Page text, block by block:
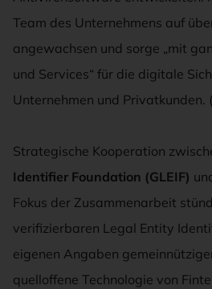
Team des Unternehmens auf
angewachsen und sorge „mit
und Services“ für die digitale
Unternehmen und Privatkunden. (
Strategische Kooperation
Identifier Foundation (GLEIF)
Fokus der Zusammenarbeit
verifizierbaren Legal Entity
eigenen Angaben
quelloffene Technologie von